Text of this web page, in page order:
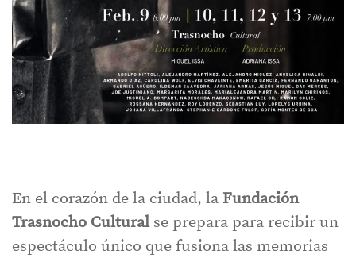
En el corazón de la ciudad, la Fundación
Trasnocho Culturalse prepara para recibir un
espectáculo único que fusiona las memorias